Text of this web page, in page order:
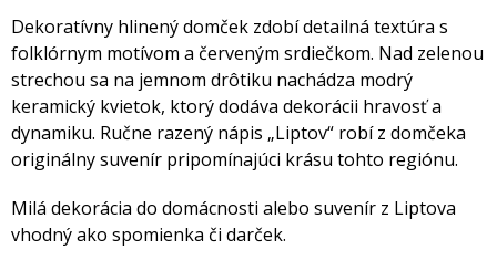
Dekoratívny hlinený domček zdobí detailná textúra s
folklórnym motívom a červeným srdiečkom. Nad zelenou
strechou sa na jemnom drôtiku nachádza modrý
keramický kvietok, ktorý dodáva dekorácii hravosť a
dynamiku. Ručne razený nápis „Liptov“ robí z domčeka
originálny suvenír pripomínajúci krásu tohto regiónu.
Milá dekorácia do domácnosti alebo suvenír z Liptova
vhodný ako spomienka či darček.